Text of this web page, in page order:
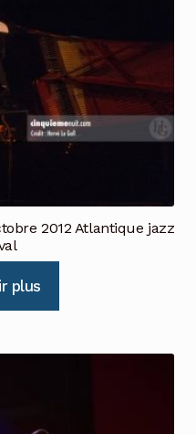
2012 Atlantique jazz
plus